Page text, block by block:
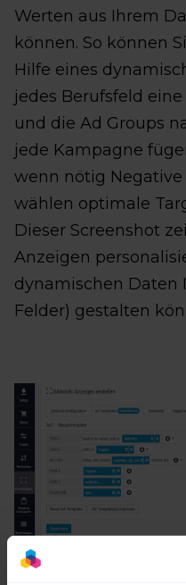
Werten aus Ihrem
können. So können
Hilfe eines
jedes Berufsfeld
und die Ad Groups
jede Kampagne
wenn nötig
wählen optimale
Dieser Screenshot
Anzeigen
dynamischen Daten
Felder) gestalten